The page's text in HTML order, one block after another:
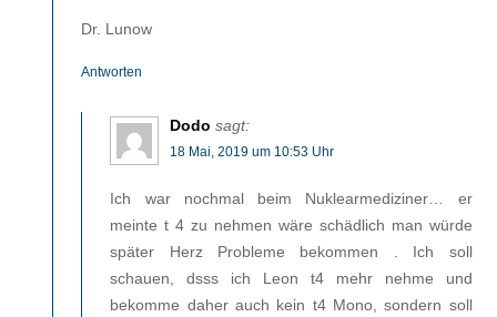
Dr. Lunow
Antworten
Dodo sagt:
18 Mai, 2019 um 10:53 Uhr
Ich war nochmal beim Nuklearmediziner… er
meinte t 4 zu nehmen wäre schädlich man würde
später Herz Probleme bekommen . Ich soll
schauen, dsss ich Leon t4 mehr nehme und
bekomme daher auch kein t4 Mono, sondern soll